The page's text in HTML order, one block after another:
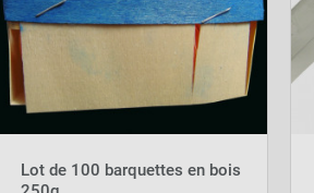
Lot de 100 barquettes en bois